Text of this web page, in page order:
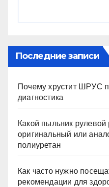
Последние записи
Почему хрустит ШРУС
диагностика
Какой пыльник
оригинальный или
полиуретан
Как часто нужно
рекомендации для